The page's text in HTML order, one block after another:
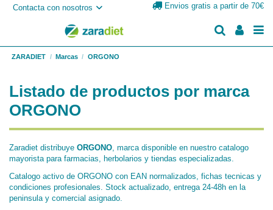
Contacta con nosotros Envios gratis a partir de 70€
ZARADIET Marcas ORGONO
Listado de productos por marca
ORGONO
Zaradiet distribuye ORGONO, marca disponible en nuestro catalogo
mayorista para farmacias, herbolarios y tiendas especializadas.
Catalogo activo de ORGONO con EAN normalizados, fichas tecnicas y
condiciones profesionales. Stock actualizado, entrega 24-48h en la
peninsula y comercial asignado.